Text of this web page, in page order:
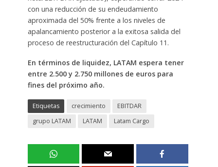
con una reducción de su endeudamiento
aproximada del 50% frente a los niveles de
apalancamiento posterior a la exitosa salida del
proceso de reestructuración del Capítulo 11.
En términos de liquidez, LATAM espera tener
entre 2.500 y 2.750 millones de euros para
fines del próximo año.
Etiquetas crecimiento
EBITDAR
grupo LATAM
LATAM Latam Cargo